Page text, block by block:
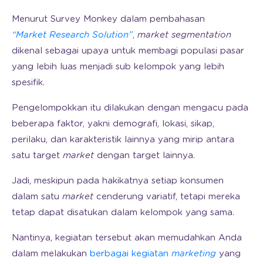
Menurut Survey Monkey dalam pembahasan
“Market Research Solution”, market segmentation
dikenal sebagai upaya untuk membagi populasi pasar
yang lebih luas menjadi sub kelompok yang lebih
spesifik.
Pengelompokkan itu dilakukan dengan mengacu pada
beberapa faktor, yakni demografi, lokasi, sikap,
perilaku, dan karakteristik lainnya yang mirip antara
satu target marketdengan target lainnya.
Jadi, meskipun pada hakikatnya setiap konsumen
dalam satu marketcenderung variatif, tetapi mereka
tetap dapat disatukan dalam kelompok yang sama.
Nantinya, kegiatan tersebut akan memudahkan Anda
dalam melakukan berbagai kegiatan marketing yang